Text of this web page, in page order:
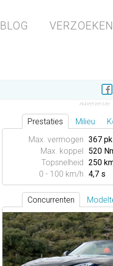
BLOG VERZOEKEN
Prestaties Milieu
Max. vermogen 367 pk
Max. koppel
520
Topsnelheid 250
0 - 100 km/h 4,7 s
Concurrenten